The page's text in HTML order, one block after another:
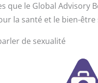
que le Global Advisory
la santé et le bien-être
de sexualité